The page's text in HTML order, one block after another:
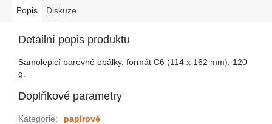
Popis Diskuze
Detailní popis produktu
Samolepicí barevné obálky, formát C6 (114 x 162 mm), 120
g.
Doplňkové parametry
Kategorie:
papírové